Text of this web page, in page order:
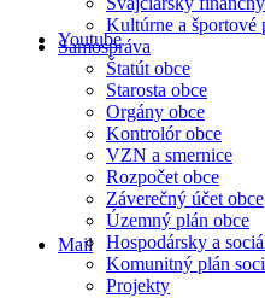
Youtube
Mail
Kultúrne a športové
Samospráva
Štatút obce
Starosta obce
Orgány obce
Kontrolór obce
VZN a smernice
Rozpočet obce
Záverečný účet obce
Územný plán obce
Hospodársky a
Komunitný plán
Projekty